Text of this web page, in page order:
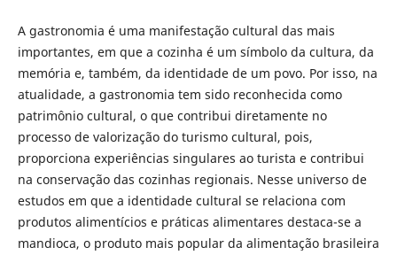
A gastronomia é uma manifestação cultural das mais
importantes, em que a cozinha é um símbolo da cultura, da
memória e, também, da identidade de um povo. Por isso, na
atualidade, a gastronomia tem sido reconhecida como
patrimônio cultural, o que contribui diretamente no
processo de valorização do turismo cultural, pois,
proporciona experiências singulares ao turista e contribui
na conservação das cozinhas regionais. Nesse universo de
estudos em que a identidade cultural se relaciona com
produtos alimentícios e práticas alimentares destaca-se a
mandioca, o produto mais popular da alimentação brasileira